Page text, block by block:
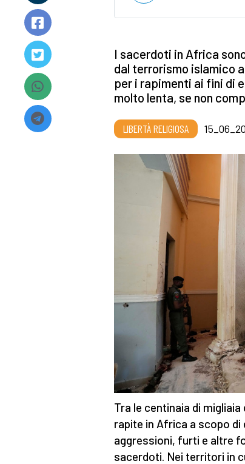
I sacerdoti in Africa
dal terrorismo islamico
per i rapimenti ai fini di
molto lenta, se non
LIBERTÀ RELIGIOSA
Tra le centinaia di
rapite in Africa a scopo
aggressioni, furti e altre
sacerdoti. Nei territori in